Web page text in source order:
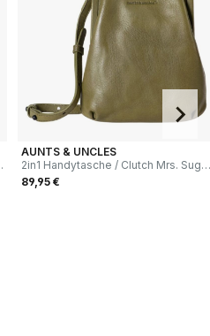
AUNTS & UNCLES
2in1 Handytasche / Clutch Mrs. Sugar
Pop olive branch
89,95 €